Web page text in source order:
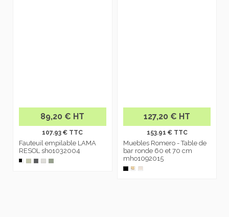
89,20 € HT
107.93 € TTC
Fauteuil empilable LAMA
RESOL sho1032004
127,20 € HT
153.91 € TTC
Muebles Romero - Table de
bar ronde 60 et 70 cm
mho1092015